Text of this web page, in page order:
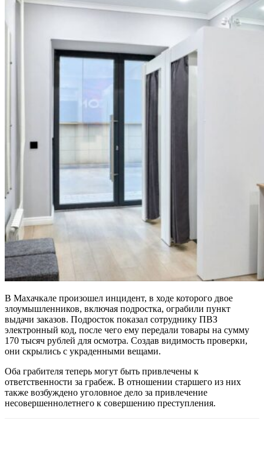
В Махачкале произошел инцидент, в ходе которого двое
злоумышленников, включая подростка, ограбили пункт
выдачи заказов. Подросток показал сотруднику ПВЗ
электронный код, после чего ему передали товары на сумму
170 тысяч рублей для осмотра. Создав видимость проверки,
они скрылись с украденными вещами.
Оба грабителя теперь могут быть привлечены к
ответственности за грабеж. В отношении старшего из них
также возбуждено уголовное дело за привлечение
несовершеннолетнего к совершению преступления.